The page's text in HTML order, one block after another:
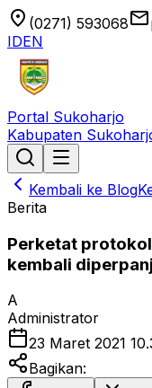
location_on (0271) 593068email
IDEN
Portal Sukoharjo
Kabupaten
Kembali ke Blog
Berita
Perketat
kembali
A
Administrator
23 Maret 2021
Bagikan: